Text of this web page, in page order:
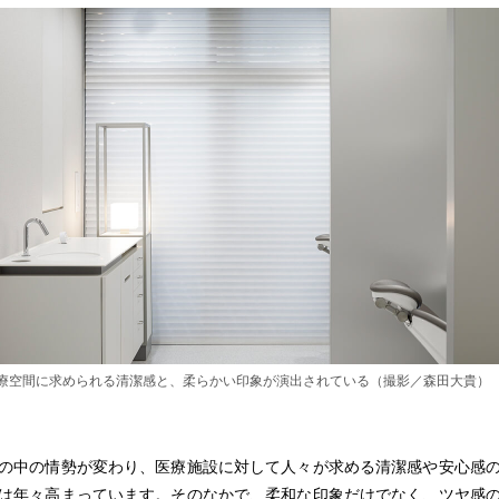
空間に求められる清潔感と、柔らかい印象が演出されている（撮影／森田大貴）
中の情勢が変わり、医療施設に対して人々が求める清潔感や安心感
年々高まっています。そのなかで、柔和な印象だけでなく、ツヤ感